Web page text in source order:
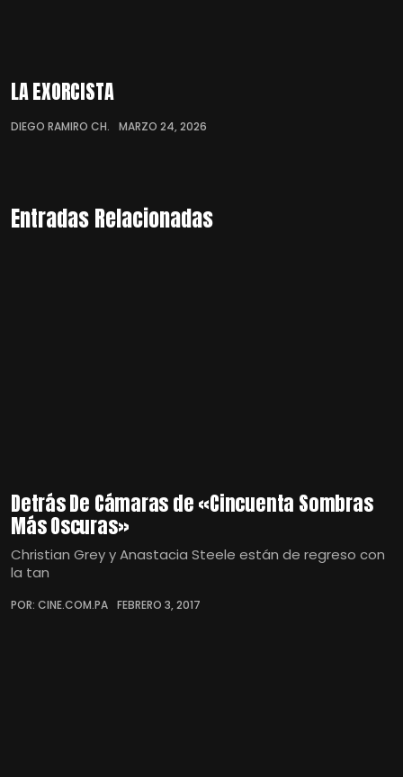
LA EXORCISTA
DIEGO RAMIRO CH. MARZO 24, 2026
Entradas Relacionadas
Detrás De Cámaras de «Cincuenta Sombras
Más Oscuras»
Christian Grey y Anastacia Steele están de regreso con
la tan
POR: CINE.COM.PA FEBRERO 3, 2017